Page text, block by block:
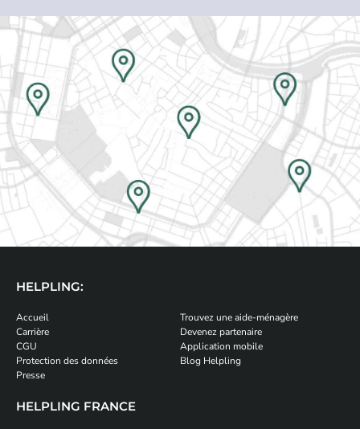
HELPLING:
Accueil
Carrière
CGU
Protection des données
Presse
Trouvez une aide-ménagère
Devenez partenaire
Application mobile
Blog Helpling
HELPLING FRANCE